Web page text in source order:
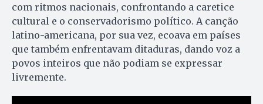
com ritmos nacionais, confrontando a caretice
cultural e o conservadorismo político. A canção
latino-americana, por sua vez, ecoava em países
que também enfrentavam ditaduras, dando voz a
povos inteiros que não podiam se expressar
livremente.